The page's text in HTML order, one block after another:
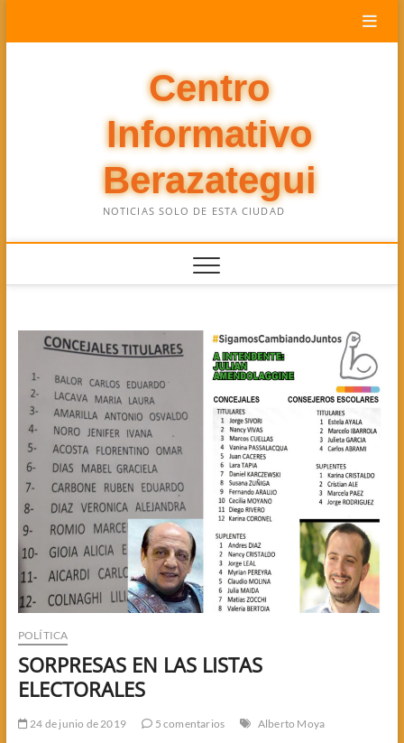
Centro
Informativo
Berazategui
NOTICIAS SOLO DE ESTA CIUDAD
POLÍTICA
SORPRESAS EN LAS LISTAS
ELECTORALES
24 de junio de 2019 5 comentarios Alberto Moya